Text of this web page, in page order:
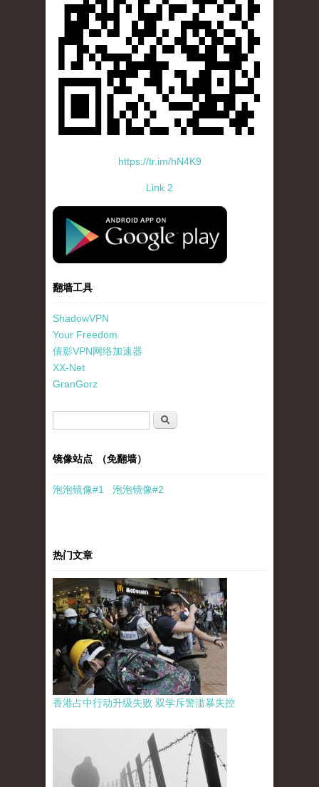
https://tr.im/hN4K9
Link 2
standard-icon-googleplay-app-store.png
翻墙工具
ShadowVPN
Your Freedom
倩影VPN网络加速器
XX-Net
GranGorz
搜索
镜像站点 （免翻墙）
泡泡镜像#1 泡泡镜像#2
热门文章
香港占中行动升级失败 双学斥警滥暴失控